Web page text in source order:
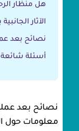
هل منظار
الآثار
نصائح بعد
أسئلة شائعة
نصائح بعد
معلومات حول